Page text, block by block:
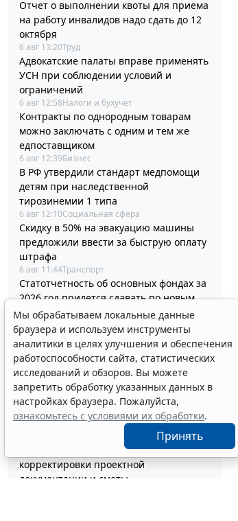
Отчет о выполнении квоты для приема
на работу инвалидов надо сдать до 12
октября
6 авг 13:20Труд
Адвокатские палаты вправе применять
УСН при соблюдении условий и
ограничений
6 авг 12:58Налоги и бухучет
Контракты по однородным товарам
можно заключать с одним и тем же
едпоставщиком
6 авг 12:39Бизнес
В РФ утвердили стандарт медпомощи
детям при наследственной
тирозинемии 1 типа
6 авг 12:10Социальная сфера
Скидку в 50% на эвакуацию машины
предложили ввести за быструю оплату
штрафа
6 авг 11:44Транспорт
Статотчетность об основных фондах за
2026 год придется сдавать по новым
формам
6 авг 11:19Бюджетный учет
Суд поддержал снижение работнику
премии к профессиональному
празднику
6 авг 10:58 Судебная практика
Бензин экологических классов
Евро-2/3/4 разрешили продавать до 1
июля 2027 года
Минстрой России разъяснил порядок
корректировки проектной
документации и сметы
Мы обрабатываем локальные данные
браузера и используем инструменты
аналитики в целях улучшения и обеспечения
работоспособности сайта, статистических
исследований и обзоров. Вы можете
запретить обработку указанных данных в
настройках браузера. Пожалуйста,
ознакомьтесь с условиями их обработки.
Принять